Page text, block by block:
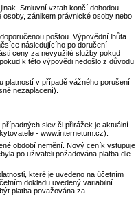
Smluvní vztah končí dohodou
zánikem právnické osoby nebo
poštou. Výpovědní lhůta
následujícího po doručení
ceny za nevyužité služby pokud
k této výpovědi nedošlo z důvodu
platností v případě vážného porušení
nezaplacení).
slev či přirážek je aktuální
- www.internetum.cz).
období nemění. Nový ceník vstupuje
po uživateli požadována platba dle
které je uvedeno na účetním
dokladu uvedený variabilní
platba považována za